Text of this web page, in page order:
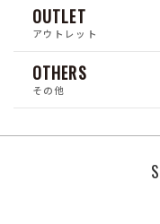
OUTLET
アウトレット
OTHERS
その他